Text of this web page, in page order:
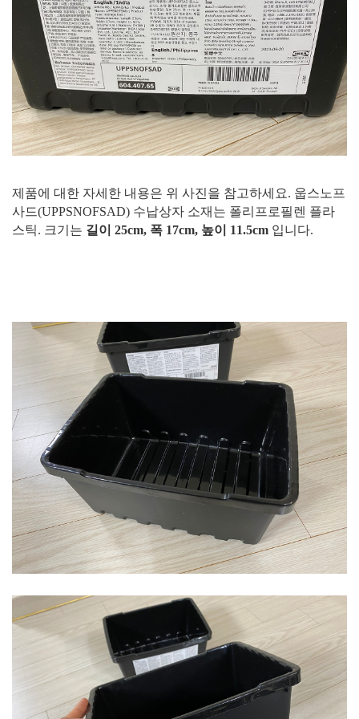
제품에 대한 자세한 내용은 위 사진을 참고하세요. 웁스노프
사드(UPPSNOFSAD) 수납상자 소재는 폴리프로필렌 플라
스틱. 크기는 길이 25cm, 폭 17cm, 높이 11.5cm 입니다.